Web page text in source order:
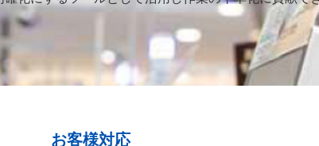
お客様対応